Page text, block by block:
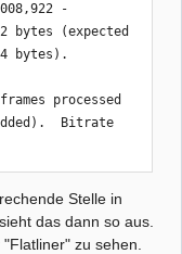
-
bytes (expected
bytes).
processed
Bitrate
Stelle in
das dann so aus.
zu sehen.